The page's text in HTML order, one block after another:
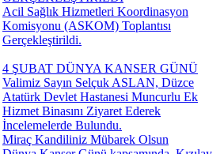
Acil Sağlık Hizmetleri Koordinasyon
Komisyonu (ASKOM) Toplantısı
Gerçekleştirildi.
4 ŞUBAT DÜNYA KANSER GÜNÜ
Valimiz Sayın Selçuk ASLAN, Düzce
Atatürk Devlet Hastanesi Muncurlu Ek
Hizmet Binasını Ziyaret Ederek
İncelemelerde Bulundu.
Miraç Kandiliniz Mübarek Olsun